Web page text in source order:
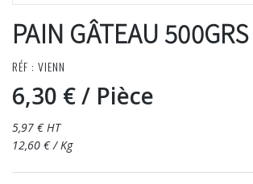
PAIN GÂTEAU
RÉF : VIENN
6,30 €/ Pièce
5,97 € HT
12,60 € / Kg